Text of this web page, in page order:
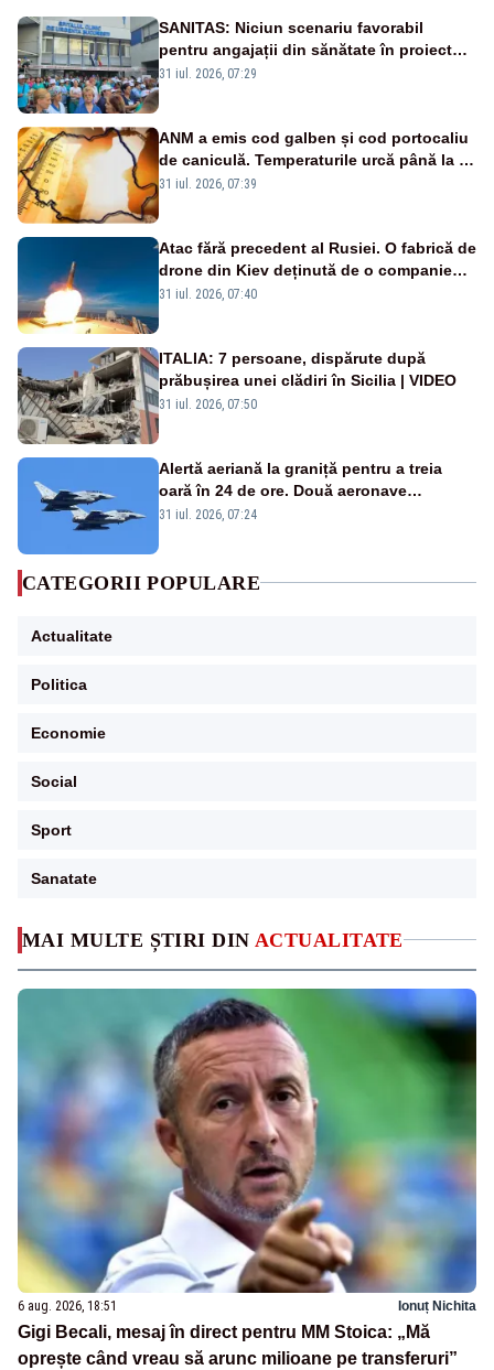
MAI MULTE ȘTIRI DIN ACTUALITATE
6 aug. 2026, 18:51 Ionuț Nichita
Gigi Becali, mesaj în direct pentru MM Stoica: „Mă
oprește când vreau să arunc milioane pe transferuri”
SANITAS: Niciun scenariu favorabil
pentru angajații din sănătate în proiectul
Legii salarizării
31 iul. 2026, 07:29
ANM a emis cod galben și cod portocaliu
de caniculă. Temperaturile urcă până la 38
de grade, iar nopțile devin tropicale
31 iul. 2026, 07:39
Atac fără precedent al Rusiei. O fabrică de
drone din Kiev deținută de o companie
americană, distrusă de o rachetă
31 iul. 2026, 07:40
ITALIA: 7 persoane, dispărute după
prăbușirea unei clădiri în Sicilia | VIDEO
31 iul. 2026, 07:50
Alertă aeriană la graniță pentru a treia
oară în 24 de ore. Două aeronave
Eurofighter britanice au fost ridicate de la
31 iul. 2026, 07:24
CATEGORII POPULARE
Actualitate
Politica
Economie
Social
Sport
Sanatate